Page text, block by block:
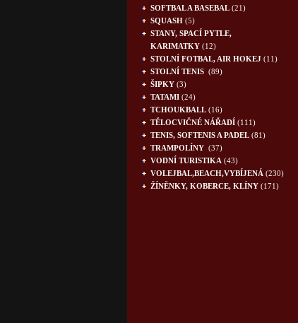
SOFTBAL A BASEBAL (21)
SQUASH (5)
STANY, SPACÍ PYTLE,
KARIMATKY (12)
STOLNÍ FOTBAL, AIR HOKEJ (11)
STOLNÍ TENIS (89)
ŠIPKY (3)
TATAMI (24)
TCHOUKBALL (16)
TĚLOCVIČNÉ NÁŘADÍ (111)
TENIS, SOFTENIS A PADEL (81)
TRAMPOLÍNY (37)
VODNÍ TURISTIKA (43)
VOLEJBAL,BEACH,VYBÍJENÁ (230)
ŽÍNĚNKY, KOBERCE, KLÍNY (171)